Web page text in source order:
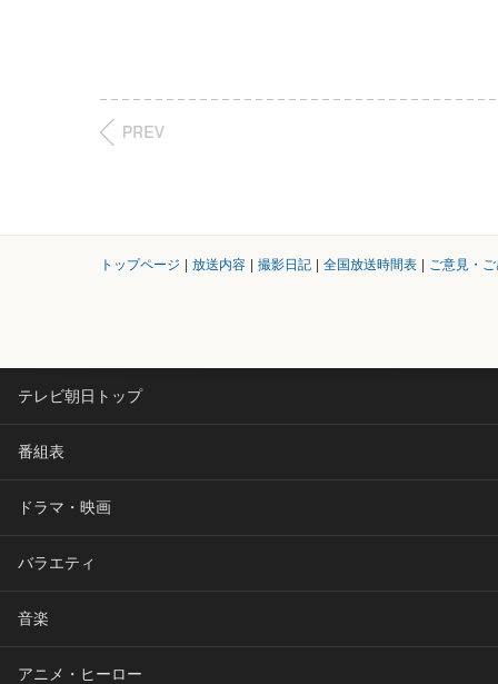
トップページ 放送内容 撮影日記 全国放送時間表 ご意見・
テレビ朝日トップ
番組表
ドラマ・映画
バラエティ
音楽
アニメ・ヒーロー